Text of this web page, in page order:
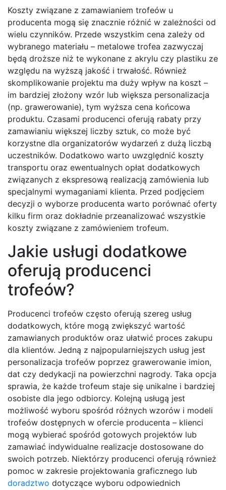
Koszty związane z zamawianiem trofeów u
producenta mogą się znacznie różnić w zależności od
wielu czynników. Przede wszystkim cena zależy od
wybranego materiału – metalowe trofea zazwyczaj
będą droższe niż te wykonane z akrylu czy plastiku ze
względu na wyższą jakość i trwałość. Również
skomplikowanie projektu ma duży wpływ na koszt –
im bardziej złożony wzór lub większa personalizacja
(np. grawerowanie), tym wyższa cena końcowa
produktu. Czasami producenci oferują rabaty przy
zamawianiu większej liczby sztuk, co może być
korzystne dla organizatorów wydarzeń z dużą liczbą
uczestników. Dodatkowo warto uwzględnić koszty
transportu oraz ewentualnych opłat dodatkowych
związanych z ekspresową realizacją zamówienia lub
specjalnymi wymaganiami klienta. Przed podjęciem
decyzji o wyborze producenta warto porównać oferty
kilku firm oraz dokładnie przeanalizować wszystkie
koszty związane z zamówieniem trofeum.
Jakie usługi dodatkowe
oferują producenci
trofeów?
Producenci trofeów często oferują szereg usług
dodatkowych, które mogą zwiększyć wartość
zamawianych produktów oraz ułatwić proces zakupu
dla klientów. Jedną z najpopularniejszych usług jest
personalizacja trofeów poprzez grawerowanie imion,
dat czy dedykacji na powierzchni nagrody. Taka opcja
sprawia, że każde trofeum staje się unikalne i bardziej
osobiste dla jego odbiorcy. Kolejną usługą jest
możliwość wyboru spośród różnych wzorów i modeli
trofeów dostępnych w ofercie producenta – klienci
mogą wybierać spośród gotowych projektów lub
zamawiać indywidualne realizacje dostosowane do
swoich potrzeb. Niektórzy producenci oferują również
pomoc w zakresie projektowania graficznego lub
doradztwo dotyczące wyboru odpowiednich